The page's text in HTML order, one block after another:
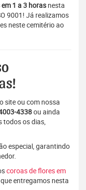
1 a 3 horas nesta
9001! Já realizamos
neste cemitério ao
site ou com nossa
4338ou ainda
todos os dias,
especial, garantindo
coroas de flores em
entregamos nesta